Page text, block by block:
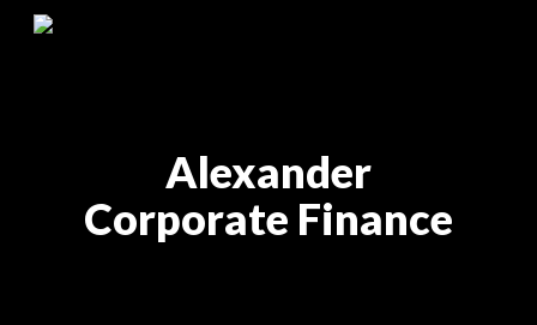
Skip
Alexander
Corporate Finance